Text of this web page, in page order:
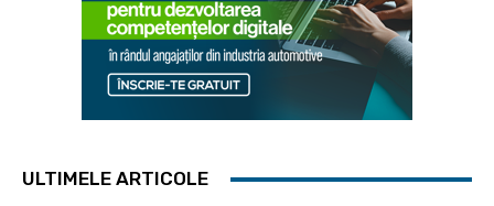
ULTIMELE ARTICOLE